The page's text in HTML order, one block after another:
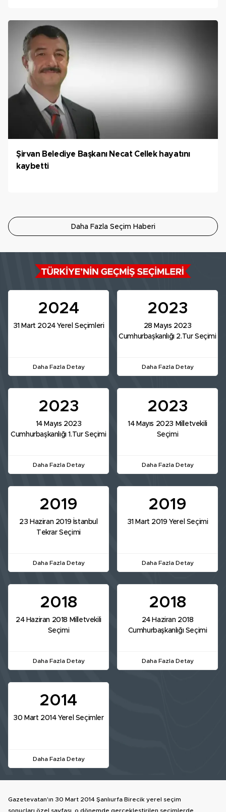
Şirvan Belediye Başkanı Necat Cellek hayatını
kaybetti
Daha Fazla Seçim Haberi
2024
31 Mart 2024 Yerel Seçimleri
Daha Fazla Detay
2023
28 Mayıs 2023
Cumhurbaşkanlığı 2.Tur Seçimi
Daha Fazla Detay
2023
14 Mayıs 2023
Cumhurbaşkanlığı 1.Tur Seçimi
Daha Fazla Detay
2023
14 Mayıs 2023 Milletvekili
Seçimi
Daha Fazla Detay
2019
23 Haziran 2019 İstanbul
Tekrar Seçimi
Daha Fazla Detay
2019
31 Mart 2019 Yerel Seçimi
Daha Fazla Detay
2018
24 Haziran 2018 Milletvekili
Seçimi
Daha Fazla Detay
2018
24 Haziran 2018
Cumhurbaşkanlığı Seçimi
Daha Fazla Detay
2014
30 Mart 2014 Yerel Seçimler
Daha Fazla Detay
Gazetevatan'ın 30 Mart 2014 Şanlıurfa Birecik yerel seçim
sonuçları özel sayfası, o dönemde gerçekleştirilen seçimlerde